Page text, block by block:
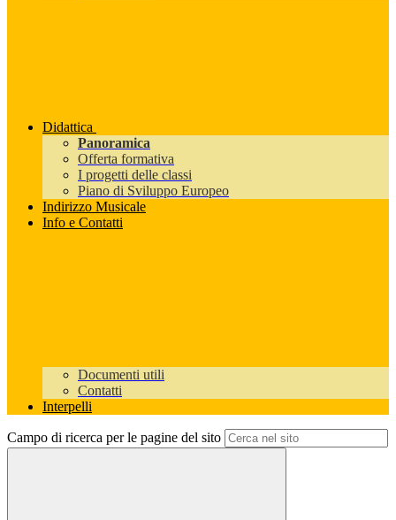
Didattica
Panoramica
Offerta formativa
I progetti delle classi
Piano di Sviluppo Europeo
Indirizzo Musicale
Info e Contatti
Documenti utili
Contatti
Interpelli
Campo di ricerca per le pagine del sito